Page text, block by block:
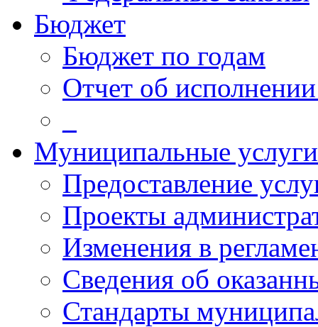
Бюджет
Бюджет по годам
Отчет об
Муниципальные услуги
Предоставление
Проекты
Изменения в
Сведения об
Стандарты